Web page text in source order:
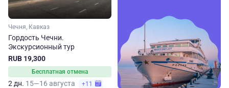
Чечня, Кавказ
Гордость Чечни.
Экскурсионный тур
RUB 19,300
Бесплатная отмена
2 дн. 15—16 августа +11